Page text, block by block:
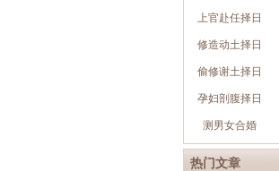
上官赴任择日
修造动土择日
偷修谢土择日
孕妇剖腹择日
测男女合婚
热门文章